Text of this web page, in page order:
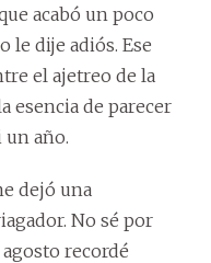
acabó un poco
le dije adiós. Ese
el ajetreo de la
esencia de parecer
un año.
dejó una
No sé por
recordé